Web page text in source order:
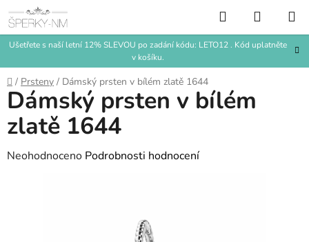
na
obsah
Ušetřete s naší letní 12% SLEVOU po zadání kódu: LETO12 . Kód uplatněte
v košíku.
Hledat
KOŠÍK
Domů
/ Prsteny / Dámský prsten v bílém zlatě 1644
Dámský prsten v bílém
zlatě 1644
Průměrné
Neohodnoceno Podrobnosti hodnocení